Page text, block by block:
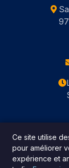
© 2020-
Ce site utilise
pour améliorer
expérience et